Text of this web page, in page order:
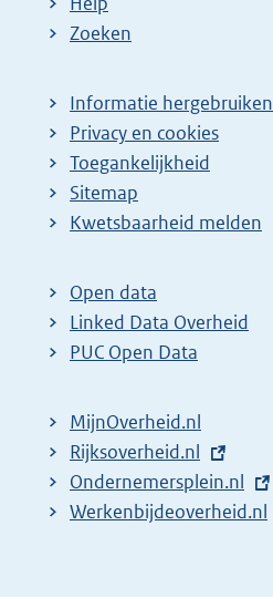
Zoeken
Informatie hergebruiken
Privacy en cookies
Toegankelijkheid
Sitemap
E
t
e
r
l
i
n
k
Kwetsbaarheid melden
Open data
Linked Data Overheid
PUC Open Data
MijnOverheid.nl
E
x
t
Rijksoverheid.nl
E
x
Ondernemersplein.nl
E
Werkenbijdeoverheid.nl